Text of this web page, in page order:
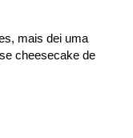
mais dei uma
cheesecake de